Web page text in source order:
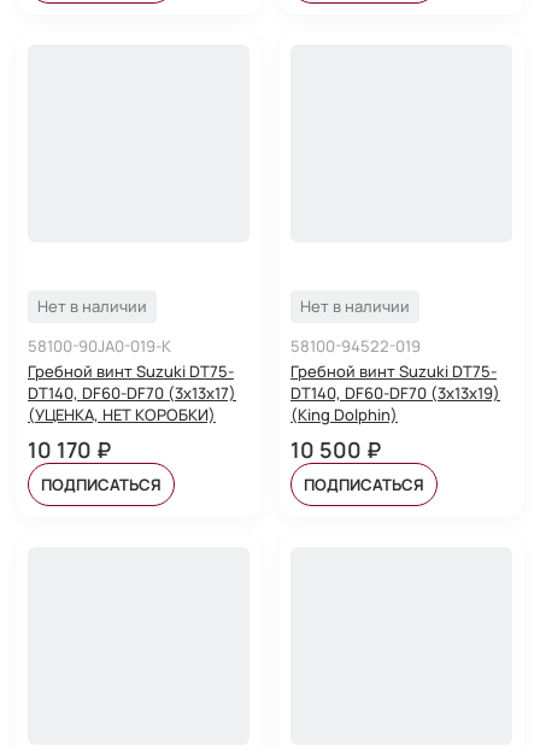
Нет в наличии
58100-90JA0-019-K
Гребной винт Suzuki DT75-
DT140, DF60-DF70 (3x13x17)
(УЦЕНКА, НЕТ КОРОБКИ)
10 170 ₽
ПОДПИСАТЬСЯ
Нет в наличии
58100-94522-019
Гребной винт Suzuki DT75-
DT140, DF60-DF70 (3x13x19)
(King Dolphin)
10 500 ₽
ПОДПИСАТЬСЯ